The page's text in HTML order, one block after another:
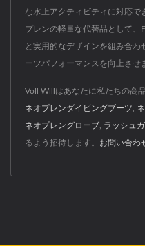
な水上アクティビティに対応で
プレンの軽量な代替品として、
と実用的なデザインを組み合
ーツパフォーマンスを向上させ
Voll Willはあなたに私たちの高
ネオプレンダイビングブーツ
ネオプレングローブ ラッシュ
るよう招待します。 お問い合わ